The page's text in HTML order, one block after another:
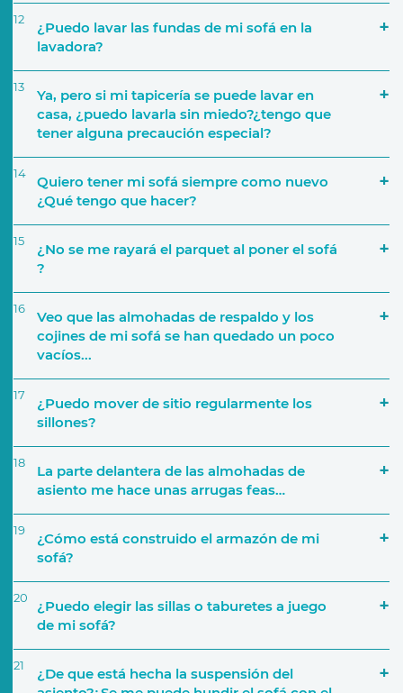
Tejido y tapicerías
Si por ejemplo decides crear una composición de
cinco módulos, podrás elegir una tapicería
añadir diferentes telas para los cojines
decorativos.
12
¿Puedo lavar las fundas de mi sofá en la
lavadora?
13
Ya, pero si mi tapicería se puede lavar en
casa, ¿puedo lavarla sin miedo?¿tengo que
tener alguna precaución especial?
14
Quiero tener mi sofá siempre como nuevo
¿Qué tengo que hacer?
15
¿No se me rayará el parquet al poner el sofá
?
16
Veo que las almohadas de respaldo y los
cojines de mi sofá se han quedado un poco
vacíos...
17
¿Puedo mover de sitio regularmente los
sillones?
18
La parte delantera de las almohadas de
asiento me hace unas arrugas feas…
19
¿Cómo está construido el armazón de mi
sofá?
20
¿Puedo elegir las sillas o taburetes a juego
de mi sofá?
21
¿De que está hecha la suspensión del